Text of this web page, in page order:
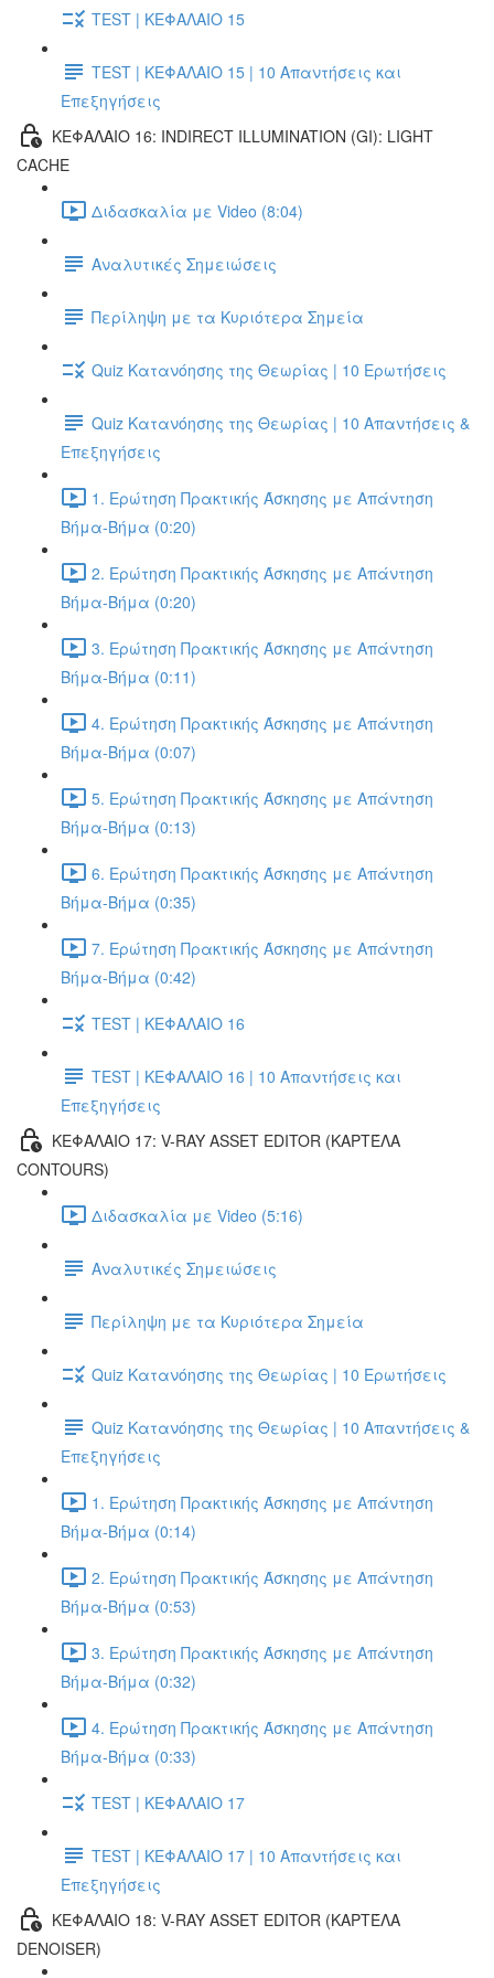
TEST | ΚΕΦΑΛΑΙΟ 15
TEST | ΚΕΦΑΛΑΙΟ 15 | 10 Απαντήσεις και
Επεξηγήσεις
ΚΕΦΑΛΑΙΟ 16: INDIRECT ILLUMINATION (GI): LIGHT
CACHE
Διδασκαλία με Video (8:04)
Αναλυτικές Σημειώσεις
Περίληψη με τα Κυριότερα Σημεία
Quiz Κατανόησης της Θεωρίας | 10 Ερωτήσεις
Quiz Κατανόησης της Θεωρίας | 10 Απαντήσεις &
Επεξηγήσεις
1. Ερώτηση Πρακτικής Άσκησης με Απάντηση
Βήμα-Βήμα (0:20)
2. Ερώτηση Πρακτικής Άσκησης με Απάντηση
Βήμα-Βήμα (0:20)
3. Ερώτηση Πρακτικής Άσκησης με Απάντηση
Βήμα-Βήμα (0:11)
4. Ερώτηση Πρακτικής Άσκησης με Απάντηση
Βήμα-Βήμα (0:07)
5. Ερώτηση Πρακτικής Άσκησης με Απάντηση
Βήμα-Βήμα (0:13)
6. Ερώτηση Πρακτικής Άσκησης με Απάντηση
Βήμα-Βήμα (0:35)
7. Ερώτηση Πρακτικής Άσκησης με Απάντηση
Βήμα-Βήμα (0:42)
TEST | ΚΕΦΑΛΑΙΟ 16
TEST | ΚΕΦΑΛΑΙΟ 16 | 10 Απαντήσεις και
Επεξηγήσεις
ΚΕΦΑΛΑΙΟ 17: V-RAY ASSET EDITOR (ΚΑΡΤΈΛΑ
CONTOURS)
Διδασκαλία με Video (5:16)
Αναλυτικές Σημειώσεις
Περίληψη με τα Κυριότερα Σημεία
Quiz Κατανόησης της Θεωρίας | 10 Ερωτήσεις
Quiz Κατανόησης της Θεωρίας | 10 Απαντήσεις &
Επεξηγήσεις
1. Ερώτηση Πρακτικής Άσκησης με Απάντηση
Βήμα-Βήμα (0:14)
2. Ερώτηση Πρακτικής Άσκησης με Απάντηση
Βήμα-Βήμα (0:53)
3. Ερώτηση Πρακτικής Άσκησης με Απάντηση
Βήμα-Βήμα (0:32)
4. Ερώτηση Πρακτικής Άσκησης με Απάντηση
Βήμα-Βήμα (0:33)
TEST | ΚΕΦΑΛΑΙΟ 17
TEST | ΚΕΦΑΛΑΙΟ 17 | 10 Απαντήσεις και
Επεξηγήσεις
ΚΕΦΑΛΑΙΟ 18: V-RAY ASSET EDITOR (ΚΑΡΤΈΛΑ
DENOISER)